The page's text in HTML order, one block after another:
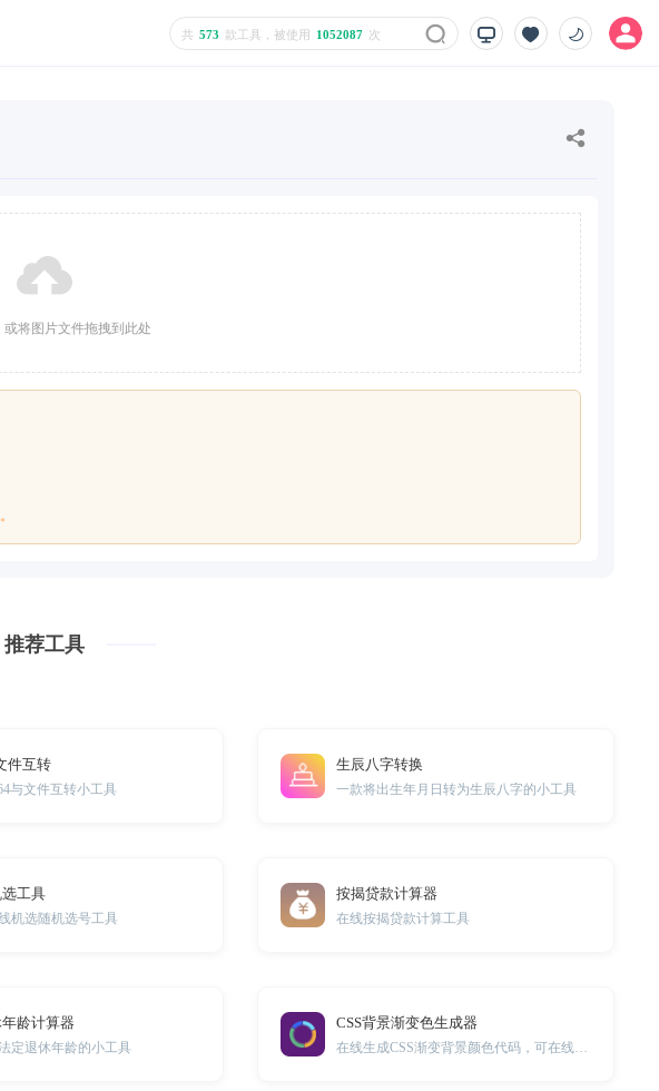
共 573 款工具，被使用 1052087 次
或将图片文件拖拽到此处
推荐工具
件互转
与文件互转小工具
生辰八字转换
一款将出生年月日转为生辰八字的小工具
工具
机选随机选号工具
按揭贷款计算器
在线按揭贷款计算工具
龄计算器
定退休年龄的小工具
CSS背景渐变色生成器